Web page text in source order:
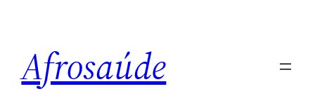
conteúdo
Afrosaúde